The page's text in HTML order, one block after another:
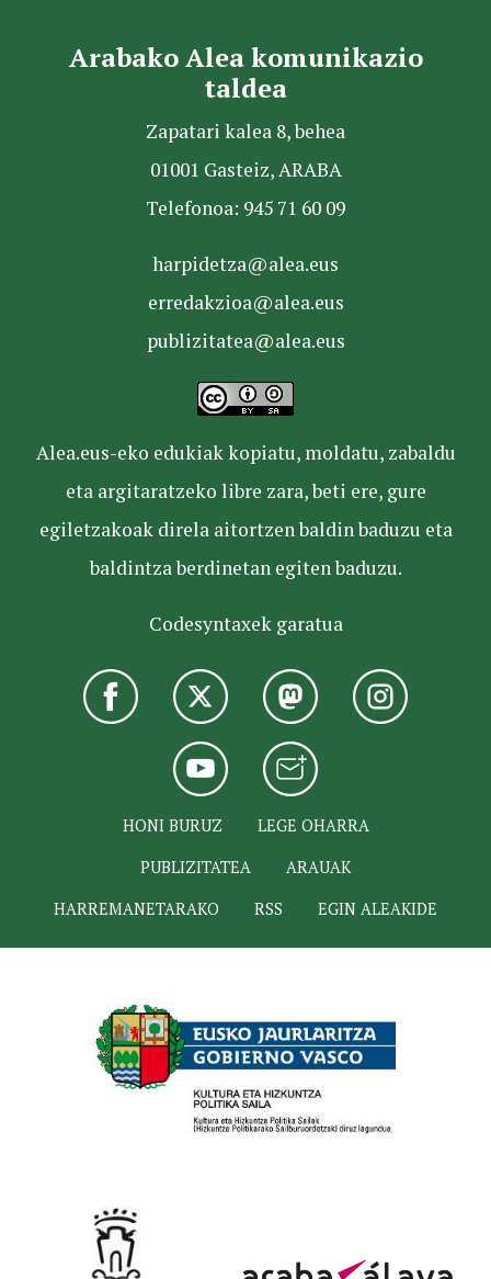
Arabako Alea komunikazio
taldea
Zapatari kalea 8, behea
01001 Gasteiz, ARABA
Telefonoa: 945 71 60 09
harpidetza@alea.eus
erredakzioa@alea.eus
publizitatea@alea.eus
Alea.eus-eko edukiak kopiatu, moldatu, zabaldu
eta argitaratzeko libre zara, beti ere, gure
egiletzakoak direla aitortzen baldin baduzu eta
baldintza berdinetan egiten baduzu.
Codesyntaxek garatua
HONI BURUZ
LEGE OHARRA
PUBLIZITATEA
ARAUAK
HARREMANETARAKO
RSS EGIN ALEAKIDE